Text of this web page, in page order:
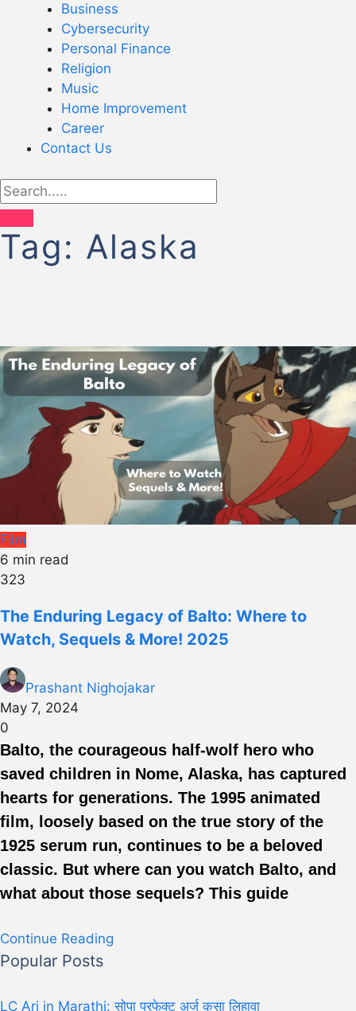
Business
Cybersecurity
Personal Finance
Religion
Music
Home Improvement
Career
Contact Us
Tag: Alaska
Film
6 min read
323
The Enduring Legacy of Balto: Where to
Watch, Sequels & More! 2025
Prashant Nighojakar
May 7, 2024
0
Balto, the courageous half-wolf hero who
saved children in Nome, Alaska, has captured
hearts for generations. The 1995 animated
film, loosely based on the true story of the
1925 serum run, continues to be a beloved
classic. But where can you watch Balto, and
what about those sequels? This guide
Continue Reading
Popular Posts
LC Arj in Marathi: सोपा परफेक्ट अर्ज कसा लिहावा